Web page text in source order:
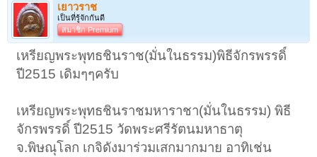
เยาวราช
เป็นที่รู้จักกันดี
สมาชิก Premium
เหรียญพระพุทธชินราช(มั่นในธรรม)พิธีจักรพรรดิ์
ปี2515 เดิมๆๆครับ
เหรียญพระพุทธชินราชมหาราชา(มั่นในธรรม) พิธี
จักรพรรดิ์ ปี2515 วัดพระศรีรัตนมหาธาตุ
จ.พิษณุโลก เกจิดังมาร่วมเสกมากมาย อาทิเช่น